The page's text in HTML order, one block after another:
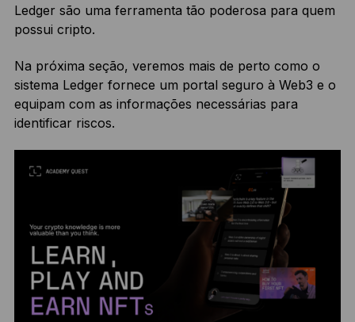
Ledger são uma ferramenta tão poderosa para quem
possui cripto.
Na próxima seção, veremos mais de perto como o
sistema Ledger fornece um portal seguro à Web3 e o
equipam com as informações necessárias para
identificar riscos.